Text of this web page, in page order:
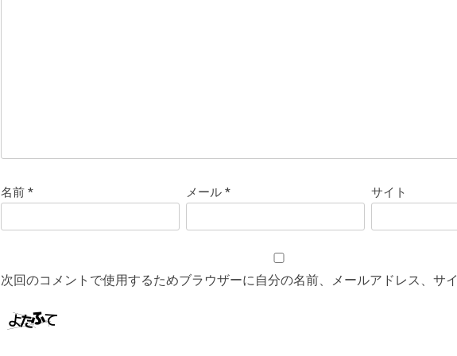
名前* メール* サイト
次回のコメントで使用するためブラウザーに自分の名前、メールアドレス、サイ